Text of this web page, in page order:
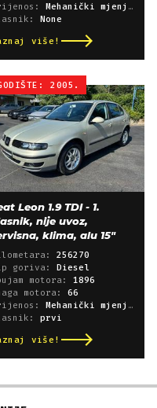
Mehanički mjenjač
None
više!
2005.
Leon 1.9 TDI - 1.
nije uvoz,
klima, alu 15"
256270
goriva: Diesel
motora: 1896
motora: 66
Mehanički mjenjač
prvi
više!